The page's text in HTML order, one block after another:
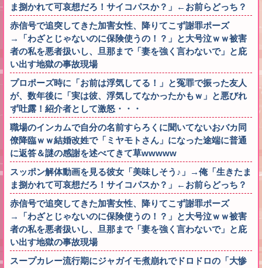
ま捌かれて可哀想だろ！サイコパスか？」←お前らどっち？
赤信号で追突してきた加害女性、降りてこず謝罪ポーズ
→「わざとじゃないのに保険使うの！？」と大号泣ｗｗ被害
者の私を悪者扱いし、旦那まで「妻を強く言わないで」と庇
い出す地獄の事故現場
プロポーズ時に「お前は浮気してる！」と冤罪で振った友人
が、数年後に「実は彼、浮気してなかったかもｗ」と悪びれ
ず吐露！紹介者として激怒・・・
職場のインカムで自分の名前すらろくに聞いてないおバカ同
僚降臨ｗｗ結婚改姓で「ミヤモトさん」になった途端に普通
に返答＆謎の感謝を述べてきて草wwwww
スッポン解体動画を見る彼女「美味しそう♪」→俺「生きたま
ま捌かれて可哀想だろ！サイコパスか？」←お前らどっち？
赤信号で追突してきた加害女性、降りてこず謝罪ポーズ
→「わざとじゃないのに保険使うの！？」と大号泣ｗｗ被害
者の私を悪者扱いし、旦那まで「妻を強く言わないで」と庇
い出す地獄の事故現場
スープカレー流行期にジャガイモ煮崩れでドロドロの「大惨